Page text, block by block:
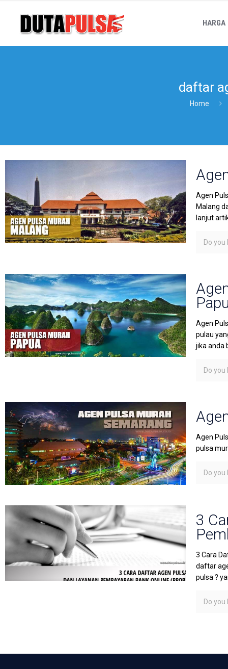
HARGA
daftar
Home
Agen
Malang
lanjut
Do you
Agen
pulau
jika anda
Do you
Agen
pulsa
Do you
3
3 Cara
daftar
pulsa ?
Do you